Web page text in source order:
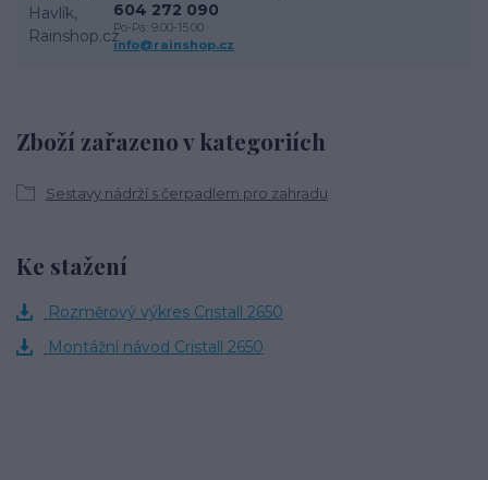
Zboží zařazeno v kategoriích
Sestavy nádrží s čerpadlem pro zahradu
604 272 090
Po-Pá: 9.00-15.00
info@rainshop.cz
Ke stažení
Rozměrový výkres Cristall 2650
Montážní návod Cristall 2650